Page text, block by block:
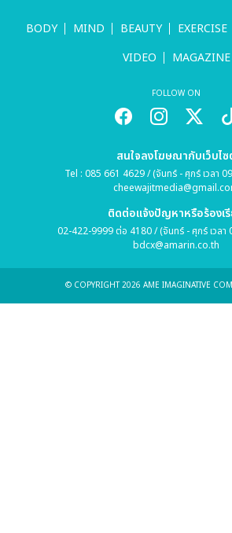
BODY MIND BEAUTY EXERCISE
VIDEO
MAGAZINE
FOLLOW ON
สนใจลงโฆษณากับเว็บไ
Tel : 085 661 4629 / (จันทร์ - ศุกร์ เวลา
ติดต่อแจ้งปัญหาหรือร้องเ
02-422-9999 ต่อ 4180 / (จันทร์ - ศุกร์ เวลา
bdcx@amarin.co.th
© COPYRIGHT 2026 AME IMAGINATIVE